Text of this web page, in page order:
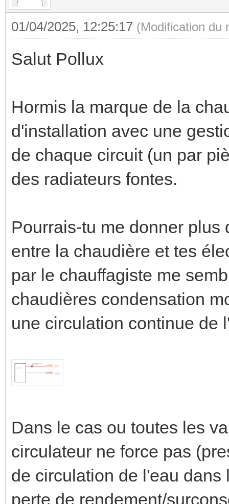
01/04/2025, 12:25:17 (Modification du
Salut Pollux
Hormis la marque de la
d'installation avec une
de chaque circuit (un par
des radiateurs fontes.
Pourrais-tu me donner plus
entre la chaudière et tes
par le chauffagiste me
chaudières condensation
une circulation continue de
Dans le cas ou toutes les
circulateur ne force pas
de circulation de l'eau
perte de rendement/